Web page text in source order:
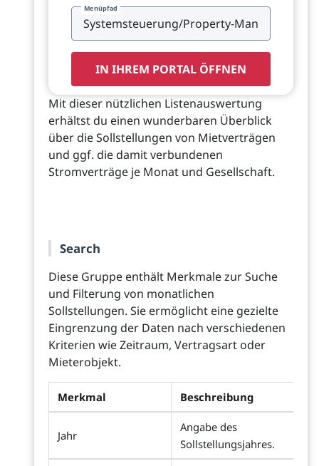
Menüpfad
IN IHREM PORTAL ÖFFNEN
Mit dieser nützlichen Listenauswertung
erhältst du einen wunderbaren Überblick
über die Sollstellungen von Mietverträgen
und ggf. die damit verbundenen
Stromverträge je Monat und Gesellschaft.
Search
Diese Gruppe enthält Merkmale zur Suche
und Filterung von monatlichen
Sollstellungen. Sie ermöglicht eine gezielte
Eingrenzung der Daten nach verschiedenen
Kriterien wie Zeitraum, Vertragsart oder
Mieterobjekt.
Merkmal Beschreibung
Jahr
Angabe des
Sollstellungsjahres.